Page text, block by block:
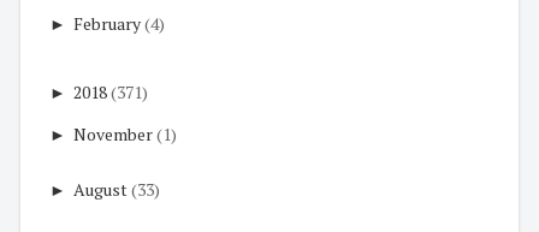
► February(4)
► 2018(371)
► November(1)
► August(33)